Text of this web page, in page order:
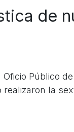
de
Público
la